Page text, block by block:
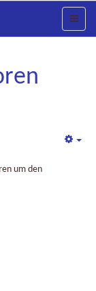
um den